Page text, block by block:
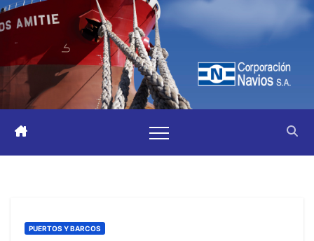
PUERTOS Y BARCOS